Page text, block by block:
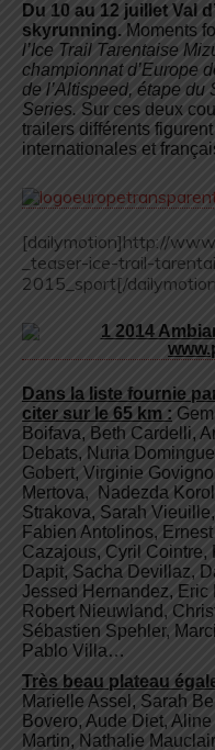
Du 10 au 12 juillet Val
skyrunning. Moments
l’Ice Trail Tarentaise
championnat d’Europe
de l’Altispeed, étape du
Series. Sur ces deux
trailers différents
internationales et
[dailymotion]http://
_teaser-ice-trail-
2015_sport[/
Dans la liste fournie
citer sur le 65 km :
Boifava, Beth Cardelli,
Debats, Nuria
Gobert, Virginie
Mertova,
Nadezda
Strakova, Sarah
Fabien Antolinos,
Cazajous, Cyril Cointre,
Dapit, Sacha Devillaz,
Jessed Hernandez, Eric
Robert Nieuwland,
Sébastien Spehler,
Pablo Villa…
Très beau plateau
Marielle Assel, Sarah
Bovero, Aude Diet,
Martin, Nathalie